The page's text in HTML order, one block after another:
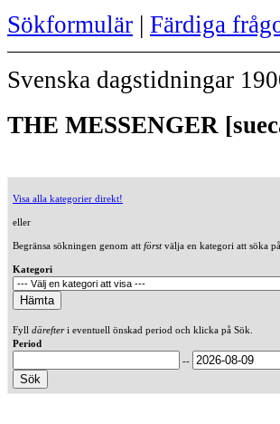
Sökformulär | Färdiga
Svenska dagstidningar
THE MESSENGER
Visa alla kategorier direkt!
eller
Begränsa sökningen genom att förstvälja en kategori att söka
Kategori
Fyll därefteri eventuell önskad period och klicka på Sök.
Period
--